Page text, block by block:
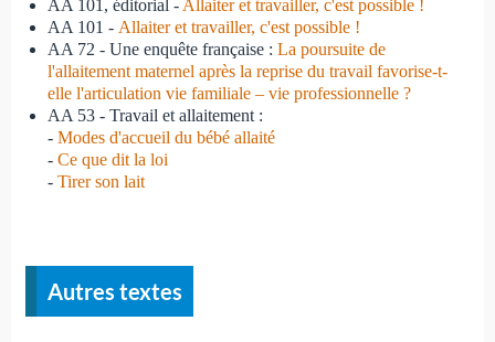
AA 101, éditorial - Allaiter et travailler, c'est possible !
AA 101 - Allaiter et travailler, c'est possible !
AA 72 - Une enquête française : La poursuite de
l'allaitement maternel après la reprise du travail favorise-t-
elle l'articulation vie familiale – vie professionnelle ?
AA 53 - Travail et allaitement :
-Modes d'accueil du bébé allaité
- Ce que dit la loi
- Tirer son lait
Autres textes